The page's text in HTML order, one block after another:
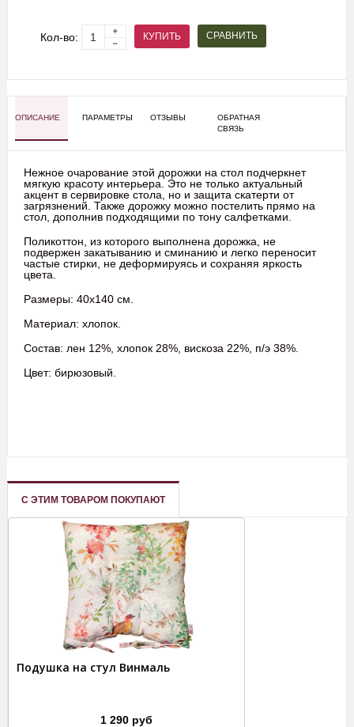
Кол-во: КУПИТЬ СРАВНИТЬ
ОПИСАНИЕ ПАРАМЕТРЫ ОТЗЫВЫ
ОБРАТНАЯ
СВЯЗЬ
Нежное очарование этой дорожки на стол подчеркнет
мягкую красоту интерьера. Это не только актуальный
акцент в сервировке стола, но и защита скатерти от
загрязнений. Также дорожку можно постелить прямо на
стол, дополнив подходящими по тону салфетками.
Поликоттон, из которого выполнена дорожка, не
подвержен закатыванию и сминанию и легко переносит
частые стирки, не деформируясь и сохраняя яркость
цвета.
Размеры: 40х140 см.
Материал: хлопок.
Состав: лен 12%, хлопок 28%, вискоза 22%, п/э 38%.
Цвет: бирюзовый.
С ЭТИМ ТОВАРОМ ПОКУПАЮТ
Подушка на стул Винмаль
1 290 руб